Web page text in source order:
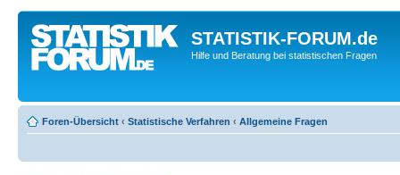
STATISTIK-FORUM.de
Hilfe und Beratung bei statistischen Fragen
Foren-Übersicht ‹ Statistische Verfahren ‹ Allgemeine Fragen